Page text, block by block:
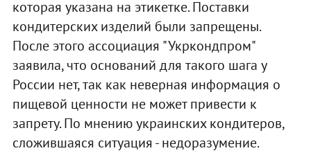
которая указана на этикетке. Поставки
кондитерских изделий были запрещены.
После этого ассоциация "Укркондпром"
заявила, что оснований для такого шага у
России нет, так как неверная информация о
пищевой ценности не может привести к
запрету. По мнению украинских кондитеров,
сложившаяся ситуация - недоразумение.